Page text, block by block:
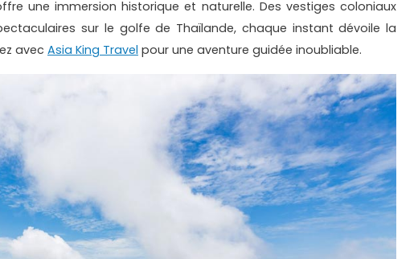
une immersion historique et naturelle. Des vestiges coloniaux
sur le golfe de Thaïlande, chaque instant dévoile la
avec Asia King Travel pour une aventure guidée inoubliable.